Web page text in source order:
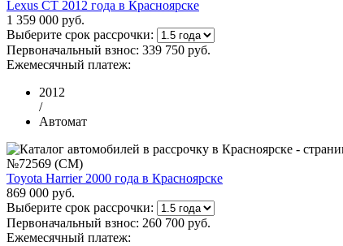
Lexus CT 2012 года в Красноярске
1 359 000 руб.
Выберите срок рассрочки:
Первоначальный взнос: 339 750 руб.
Ежемесячный платеж:
2012
/
Автомат
№72569 (CM)
Toyota Harrier 2000 года в Красноярске
869 000 руб.
Выберите срок рассрочки:
Первоначальный взнос: 260 700 руб.
Ежемесячный платеж: